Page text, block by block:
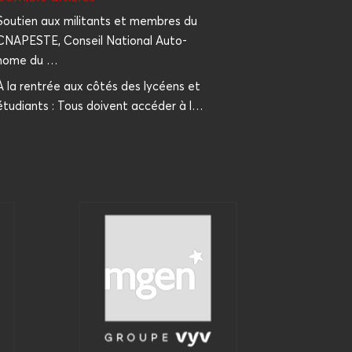
aux mili­tants et membres du
Conseil Natio­nal Auto­
du …
la ren­trée aux côtés des lycéens et
: Tous doivent accé­der à l…